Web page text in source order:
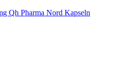
Qh Pharma Nord Kapseln